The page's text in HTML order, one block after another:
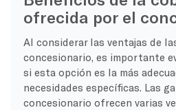
ofrecida por el
Al considerar las ventajas de
concesionario, es importante
si esta opción es la más
necesidades específicas. Las
concesionario ofrecen varias